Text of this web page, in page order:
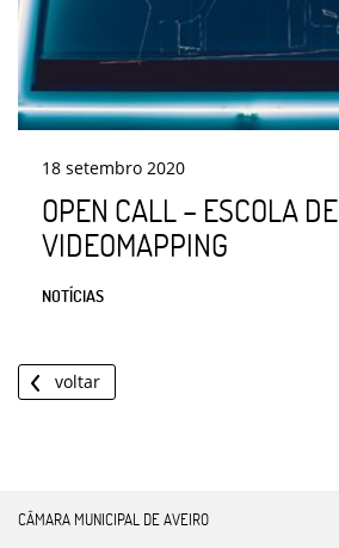
18 setembro 2020
OPEN CALL – ESCOLA DE
VIDEOMAPPING
NOTÍCIAS
voltar
CÂMARA MUNICIPAL DE AVEIRO